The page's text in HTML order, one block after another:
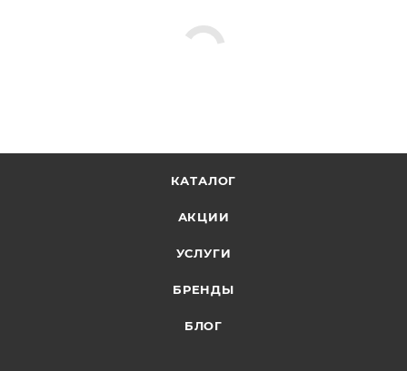
КАТАЛОГ
АКЦИИ
УСЛУГИ
БРЕНДЫ
БЛОГ